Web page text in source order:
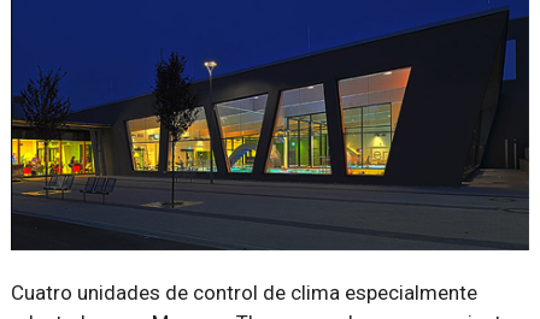
Cuatro unidades de control de clima especialmente